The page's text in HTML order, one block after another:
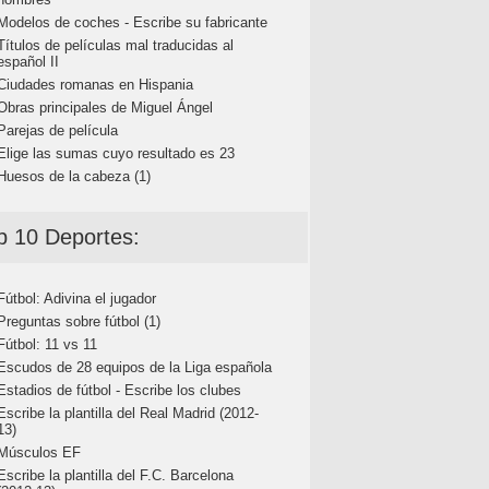
de coches - Escribe su fabricante
de películas mal traducidas al
II
romanas en Hispania
principales de Miguel Ángel
de película
las sumas cuyo resultado es 23
de la cabeza (1)
10 Deportes:
Adivina el jugador
sobre fútbol (1)
11 vs 11
de 28 equipos de la Liga española
de fútbol - Escribe los clubes
la plantilla del Real Madrid (2012-
EF
la plantilla del F.C. Barcelona